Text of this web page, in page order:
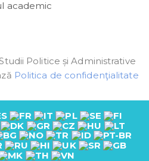
academic
Politice și Administrative
Politica de confidenţialitate